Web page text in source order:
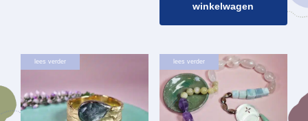
winkelwagen
lees verder lees verder